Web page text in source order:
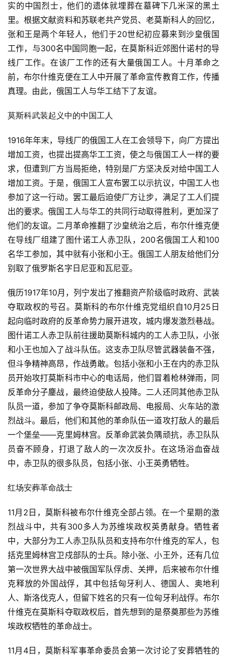
实的中国烈士，他们的遗体就埋葬在墓碑下几米深的黑土
里。根据文献资料和苏联老共产党员、老莫斯科人的回忆，
张和王是两个年轻人，他们于20世纪初应募来到沙皇俄国
工作，与300名中国同胞一起，在莫斯科近郊图什诺村的导
线厂工作。在该厂工作的还有大量俄国工人。十月革命之
前，布尔什维克便在工人中开展了革命宣传教育工作，传播
真理。由此，俄国工人与华工结下了友谊。
莫斯科武装起义中的中国工人
1916年年末，导线厂的俄国工人在工会领导下，向厂方提出
增加工资，也提出提高华工工资，使之与俄国工人一样的要
求，但遭到厂方当局拒绝，特别是厂方坚决反对给中国工人
增加工资。于是，俄国工人宣布罢工以示抗议，中国工人也
参加了这一行动。罢工最后迫使厂方让步，满足了工人们提
出的要求。俄国工人与华工的共同行动取得胜利，更加深了
他们的友谊。二月革命推翻了沙皇统治之后，布尔什维克便
在导线厂组建了图什诺工人赤卫队，200名俄国工人和100
名华工参加，其中就有小张和小王。俄国工人朋友给他们分
别取了俄罗斯名字日尼亚和瓦尼亚。
俄历1917年10月，列宁发出了推翻资产阶级临时政府、武装
夺取政权的号召。莫斯科的布尔什维克党组织自10月25日
起向临时政府的反革命势力展开进攻，城内爆发激烈巷战。
图什诺工人赤卫队前往援助莫斯科城内的工人赤卫队，小张
和小王也加入了战斗队伍。这支赤卫队尽管武器装备不强，
但斗争精神高昂，作战勇敢。包括小张和小王在内的赤卫队
员开始攻打莫斯科市中心的电话局，他们冒着枪林弹雨，同
反革命分子鏖战，最终迫使敌人投降。二人还同其他赤卫队
队员一道，参加了争夺莫斯科邮政局、电报局、火车站的激
烈战斗。最后，他们和其他的革命队伍一道攻打敌人的最后
一个堡垒——克里姆林宫。反革命武装负隅顽抗，赤卫队队
员奋不顾身，打退了敌人的一次次反扑。在这场浴血奋战
中，赤卫队的很多队员，包括小张、小王英勇牺牲。
红场安葬革命战士
11月2日，莫斯科被布尔什维克全部占领。在一个星期的激
烈战斗中，共有300多人为苏维埃政权英勇献身。牺牲者
中，大部分为工人赤卫队队员和支持布尔什维克的军人，包
括克里姆林宫卫戍部队的士兵。除小张、小王外，还有几位
第一次世界大战中被俄国军队俘虏、关押，后来被布尔什维
克释放的外国战俘，其中包括匈牙利人、德国人、奥地利
人、斯洛伐克人，但留下姓名的只有一位匈牙利战俘。布尔
什维克在莫斯科夺取政权后，首先想到的是祭奠那些为苏维
埃政权牺牲的革命战士。
11月4日，莫斯科军事革命委员会第一次讨论了安葬牺牲的